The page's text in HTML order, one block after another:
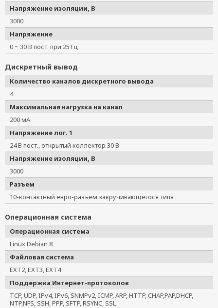
Напряжение изоляции, В
3000
Напряжение
0 ~ 30 В пост. при 25 Гц
Дискретный вывод
Количество каналов дискретного вывода
4
Максимальная нагрузка на канал
200 мА
Напряжение лог. 1
24 В пост., открытый коллектор 30 В
Напряжение изоляции, В
3000
Разъем
10-контактный евро-разъем закручивающегося типа
Операционная система
Операционная система
Linux Debian 8
Файловая система
EXT2, EXT3, EXT4
Поддержка Интернет-протоколов
TCP, UDP, IPv4, IPv6, SNMPv2, ICMP, ARP, HTTP, CHAP,PAP,DHCP,
NTP,NFS, SSH, PPP, SFTP, RSYNC, SSL